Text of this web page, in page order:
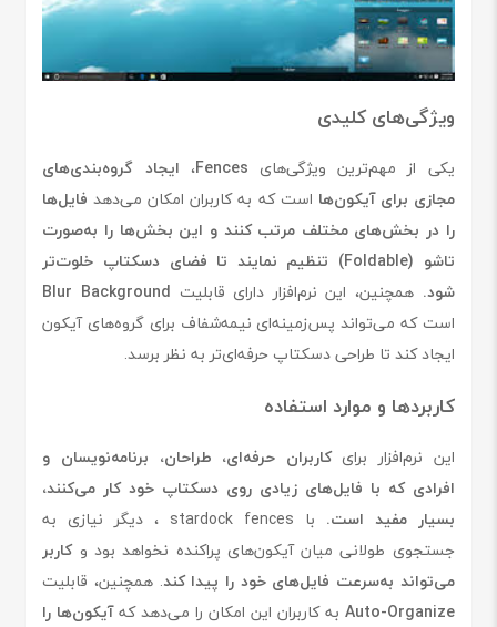
ویژگی‌های کلیدی
یکی از مهم‌ترین ویژگی‌های Fences، ایجاد گروه‌بندی‌های
مجازی برای آیکون‌ها است که به کاربران امکان می‌دهد فایل‌ها
را در بخش‌های مختلف مرتب کنند و این بخش‌ها را به‌صورت
تاشو (Foldable) تنظیم نمایند تا فضای دسکتاپ خلوت‌تر
شود. همچنین، این نرم‌افزار دارای قابلیت Blur Background
است که می‌تواند پس‌زمینه‌ای نیمه‌شفاف برای گروه‌های آیکون
ایجاد کند تا طراحی دسکتاپ حرفه‌ای‌تر به نظر برسد.
کاربردها و موارد استفاده
این نرم‌افزار برایکاربران حرفه‌ای، طراحان، برنامه‌نویسان و
افرادی که با فایل‌های زیادی روی دسکتاپ خود کار می‌کنند،
بسیار مفید است.
با stardock fences ، دیگر نیازی به
جستجوی طولانی میان آیکون‌های پراکنده نخواهد بود وکاربر
می‌تواند به‌سرعت فایل‌های خود را پیدا کند. همچنین، قابلیت
Auto-Organize به کاربران این امکان را می‌دهد کهآیکون‌ها را